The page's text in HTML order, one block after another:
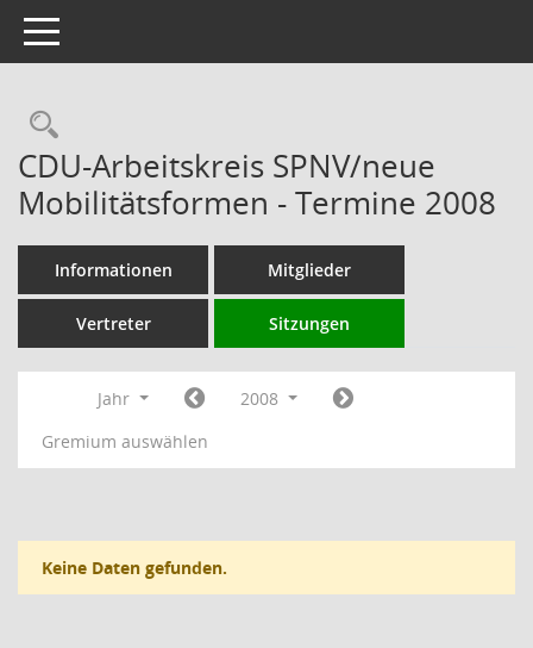
Toggle navigation
Rechercheauswahl
CDU-Arbeitskreis SPNV/neue
Mobilitätsformen - Termine 2008
Informationen Mitglieder
Vertreter Sitzungen
Jahr
2008
Gremium auswählen
Keine Daten gefunden.